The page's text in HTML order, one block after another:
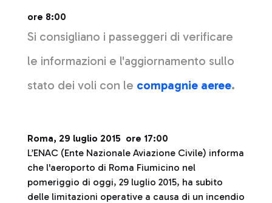
ore 8:00
Si consigliano i passeggeri di verificare
le informazioni e l'aggiornamento sullo
stato dei voli con le compagnie aeree.
Roma, 29 luglio 2015 ore 17:00
L’ENAC (Ente Nazionale Aviazione Civile) informa
che l'aeroporto di Roma Fiumicino nel
pomeriggio di oggi, 29 luglio 2015, ha subito
delle limitazioni operative a causa di un incendio